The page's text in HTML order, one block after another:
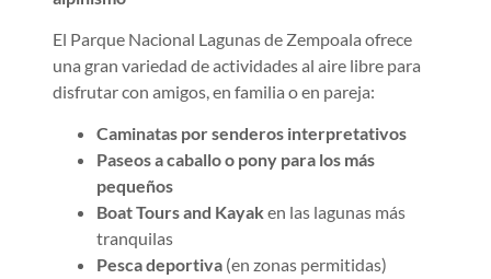
El Parque Nacional Lagunas de Zempoala ofrece
una gran variedad de actividades al aire libre para
disfrutar con amigos, en familia o en pareja:
Caminatas por senderos interpretativos
Paseos a caballo o pony para los más
pequeños
Boat Tours and Kayaken las lagunas más
tranquilas
Pesca deportiva (en zonas permitidas)